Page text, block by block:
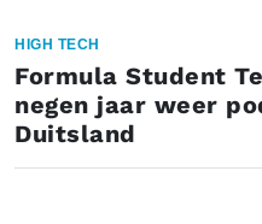
HIGH TECH
Formula Student
negen jaar weer
Duitsland